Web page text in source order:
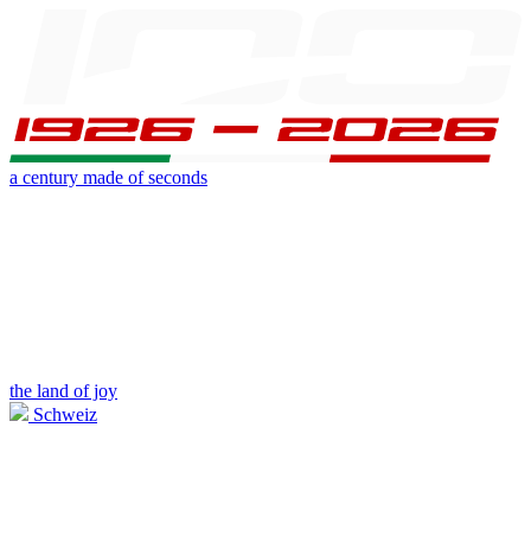
a century made of seconds
the land of joy
Schweiz